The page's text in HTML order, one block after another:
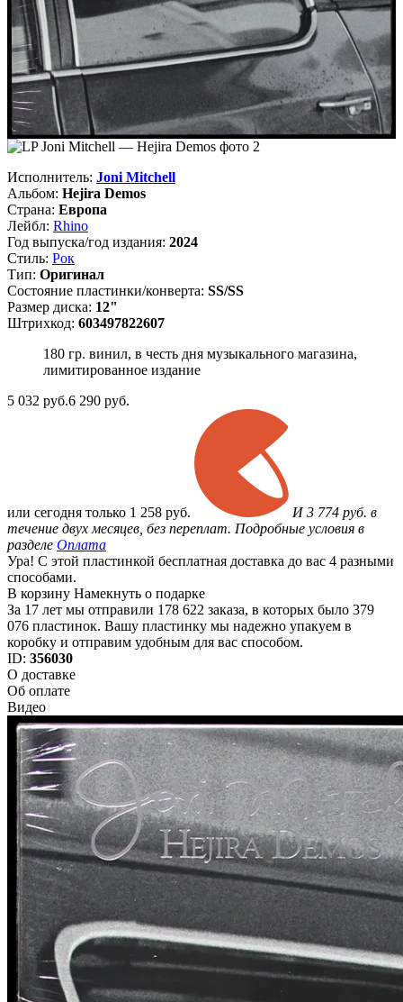
Исполнитель: Joni Mitchell
Альбом: Hejira Demos
Страна: Европа
Лейбл: Rhino
Год выпуска/год издания: 2024
Стиль: Рок
Тип: Оригинал
Состояние пластинки/конверта: SS/SS
Размер диска: 12"
Штрихкод: 603497822607
180 гр. винил, в честь дня музыкального магазина,
лимитированное издание
5 032 руб.6 290 руб.
или сегодня только 1 258 руб.
И 3 774 руб. в
течение двух месяцев, без переплат. Подробные условия в
разделе Оплата
Ура! С этой пластинкой бесплатная доставка до вас 4 разными
способами.
В корзину Намекнуть о подарке
За 17 лет мы отправили 178 622 заказа, в которых было 379
076 пластинок. Вашу пластинку мы надежно упакуем в
коробку и отправим удобным для вас способом.
ID: 356030
О доставке
Об оплате
Видео